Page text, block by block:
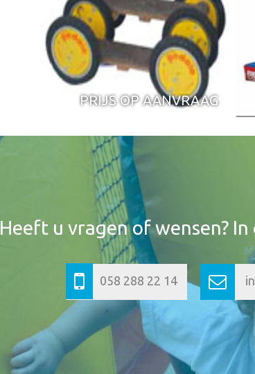
PRIJS OP AANVRAAG
Heeft u vragen of wensen?
058 288 22 14